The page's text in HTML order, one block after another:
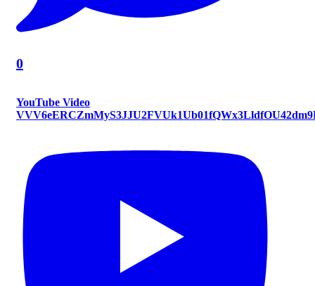
0
YouTube Video